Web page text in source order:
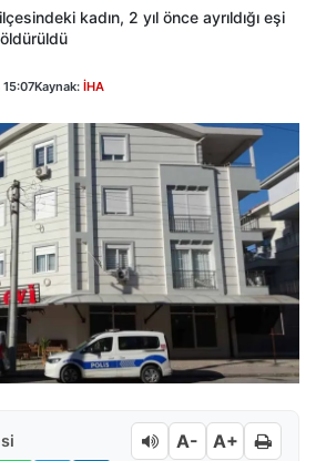
kadın, 2 yıl önce ayrıldığı eşi
Kaynak: İHA
A- A+